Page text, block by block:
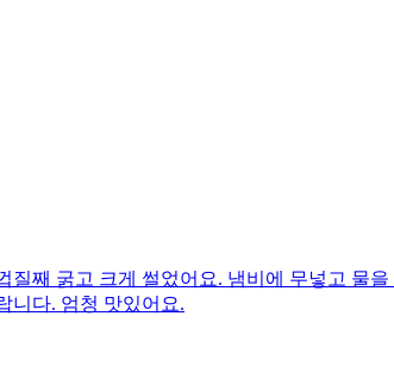
째 굵고 크게 썰었어요. 냄비에 무넣고 물
니다. 엄청 맛있어요.